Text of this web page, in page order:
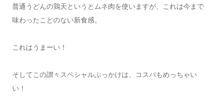
普通うどんの鶏天というとムネ肉を使いますが、これは今まで
味わったことのない新食感。
これはうまーい！
そしてこの讃々スペシャルぶっかけは、コスパもめっちゃい
い！